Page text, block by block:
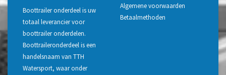
Boottrailer onderdeel is uw
totaal leverancier voor
boottrailer onderdelen.
Boottraileronderdeel is een
handelsnaam van TTH
Watersport, waar onder
Algemene voorwaarden
Betaalmethoden